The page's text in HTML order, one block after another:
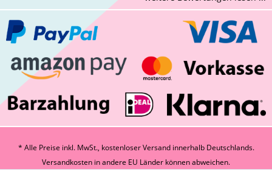
* Alle Preise inkl. MwSt., kostenloser Versand innerhalb Deutschlands.
Versandkosten in andere EU Länder können abweichen.